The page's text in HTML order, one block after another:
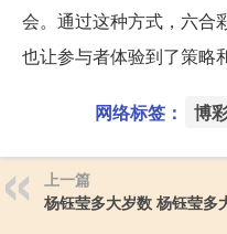
会。通过这种方式，六合
也让参与者体验到了策略
网络标签： 博
上一篇
杨钰莹多大岁数 杨钰莹多